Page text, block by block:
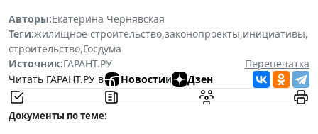
Авторы:Екатерина Чернявская
Теги:жилищное строительство,законопроекты,инициативы,
строительство,Госдума
Источник:ГАРАНТ.РУ
Перепечатка
Читать ГАРАНТ.РУ в
Новостии Дзен
Документы по теме: